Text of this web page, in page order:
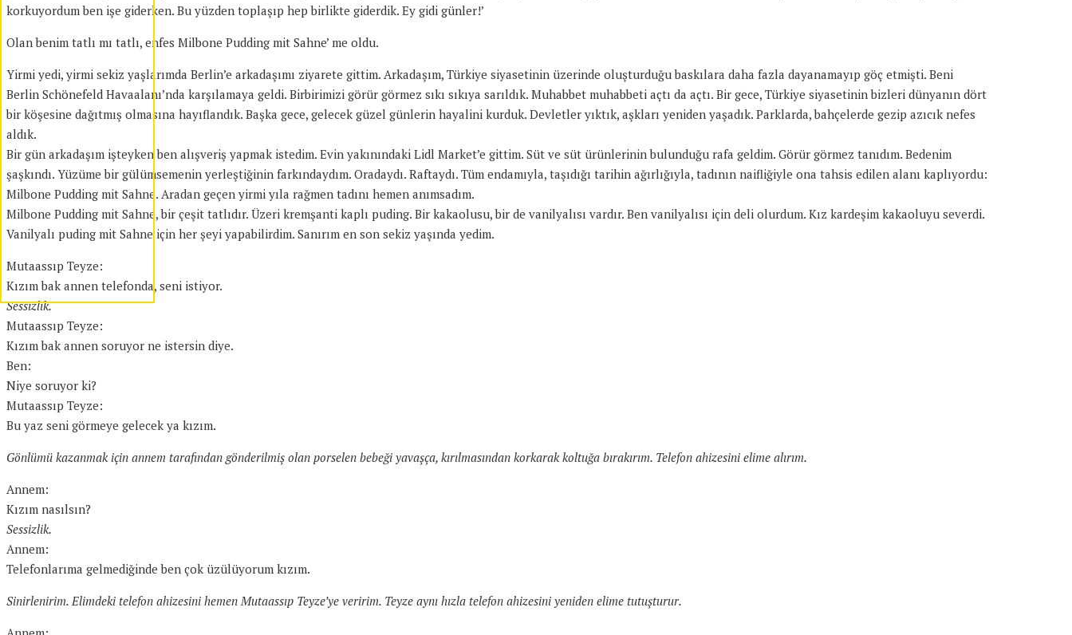
korkuyordum ben işe giderken. Bu yüzden toplaşıp hep birlikte giderdik. Ey gidi günler!’
Olan benim tatlı mı tatlı, enfes Milbone Pudding mit Sahne’ me oldu.
Yirmi yedi, yirmi sekiz yaşlarımda Berlin’e arkadaşımı ziyarete gittim. Arkadaşım, Türkiye siyasetinin üzerinde oluşturduğu baskılara daha fazla dayanamayıp göç etmişti. Beni
Berlin Schönefeld Havaalanı’nda karşılamaya geldi. Birbirimizi görür görmez sıkı sıkıya sarıldık. Muhabbet muhabbeti açtı da açtı. Bir gece, Türkiye siyasetinin bizleri dünyanın dört
bir köşesine dağıtmış olmasına hayıflandık. Başka gece, gelecek güzel günlerin hayalini kurduk. Devletler yıktık, aşkları yeniden yaşadık. Parklarda, bahçelerde gezip azıcık nefes
aldık.
Bir gün arkadaşım işteyken ben alışveriş yapmak istedim. Evin yakınındaki Lidl Market’e gittim. Süt ve süt ürünlerinin bulunduğu rafa geldim. Görür görmez tanıdım. Bedenim
şaşkındı. Yüzüme bir gülümsemenin yerleştiğinin farkındaydım. Oradaydı. Raftaydı. Tüm endamıyla, taşıdığı tarihin ağırlığıyla, tadının naifliğiyle ona tahsis edilen alanı kaplıyordu:
Milbone Pudding mit Sahne. Aradan geçen yirmi yıla rağmen tadını hemen anımsadım.
Milbone Pudding mit Sahne, bir çeşit tatlıdır. Üzeri kremşanti kaplı puding. Bir kakaolusu, bir de vanilyalısı vardır. Ben vanilyalısı için deli olurdum. Kız kardeşim kakaoluyu severdi.
Vanilyalı puding mit Sahne için her şeyi yapabilirdim. Sanırım en son sekiz yaşında yedim.
Mutaassıp Teyze:
Kızım bak annen telefonda, seni istiyor.
Sessizlik.
Mutaassıp Teyze:
Kızım bak annen soruyor ne istersin diye.
Ben:
Niye soruyor ki?
Mutaassıp Teyze:
Bu yaz seni görmeye gelecek ya kızım.
Gönlümü kazanmak için annem tarafından gönderilmiş olan porselen bebeği yavaşça, kırılmasından korkarak koltuğa bırakırım. Telefon ahizesini elime alırım.
Annem:
Kızım nasılsın?
Sessizlik.
Annem:
Telefonlarıma gelmediğinde ben çok üzülüyorum kızım.
Sinirlenirim. Elimdeki telefon ahizesini hemen Mutaassıp Teyze’ye veririm. Teyze aynı hızla telefon ahizesini yeniden elime tutuşturur.